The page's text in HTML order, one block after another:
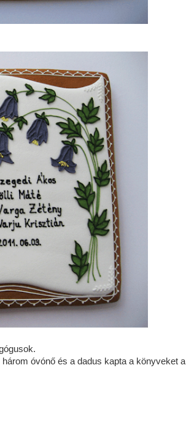
óvónő és a dadus kapta a könyveket a